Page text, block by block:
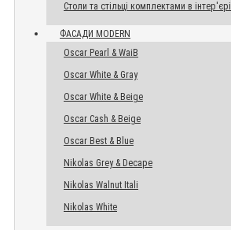
Столи та стільці комплектами в інтер'єрі
ФАСАДИ MODERN
Oscar Pearl & WaiB
Oscar White & Gray
Oscar White & Beige
Oscar Cash & Beige
Oscar Best & Blue
Nikolas Grey & Decape
Nikolas Walnut Itali
Nikolas White